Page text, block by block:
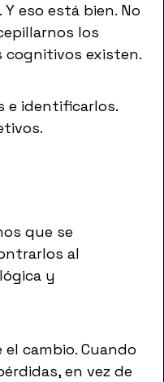
eso está bien. No
los
cognitivos existen.
e identificarlos.
que se
al
y
cambio. Cuando
en vez de